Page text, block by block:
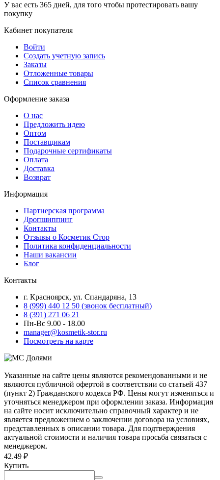
У вас есть 365 дней, для того чтобы протестировать вашу
покупку
Кабинет покупателя
Войти
Создать учетную запись
Заказы
Отложенные товары
Список сравнения
Оформление заказа
О нас
Предложить идею
Оптом
Поставщикам
Подарочные сертификаты
Оплата
Доставка
Возврат
Информация
Партнерская программа
Дропшиппинг
Контакты
Отзывы о Косметик Стор
Политика конфиденциальности
Наши вакансии
Блог
Контакты
г. Красноярск, ул. Спандаряна, 13
8 (999) 440 12 50 (звонок бесплатный)
8 (391) 271 06 21
Пн-Вс 9.00 - 18.00
manager@kosmetik-stor.ru
Посмотреть на карте
Указанные на сайте цены являются рекомендованными и не
являются публичной офертой в соответствии со статьей 437
(пункт 2) Гражданского кодекса РФ. Цены могут изменяться и
уточняться менеджером при оформлении заказа. Информация
на сайте носит исключительно справочный характер и не
является предложением о заключении договора на условиях,
представленных в описании товара. Для подтверждения
актуальной стоимости и наличия товара просьба связаться с
менеджером.
42.49 ₽
Купить